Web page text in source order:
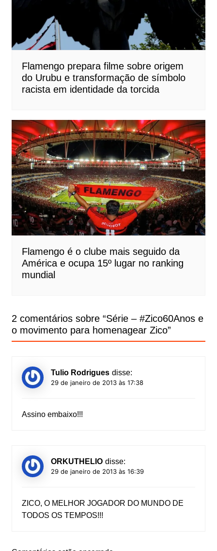
Flamengo prepara filme sobre origem
do Urubu e transformação de símbolo
racista em identidade da torcida
Flamengo é o clube mais seguido da
América e ocupa 15º lugar no ranking
mundial
2 comentários sobre “Série – #Zico60Anos e
o movimento para homenagear Zico”
Tulio Rodrigues disse:
29 de janeiro de 2013 às 17:38
Assino embaixo!!!
ORKUTHELIO disse:
29 de janeiro de 2013 às 16:39
ZICO, O MELHOR JOGADOR DO MUNDO DE
TODOS OS TEMPOS!!!